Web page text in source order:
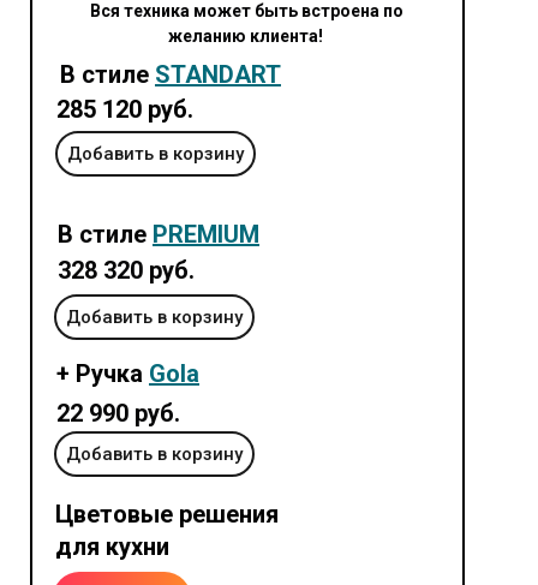
Цветовые решения
для кухни
+ Ручка Gola
Добавить в корзину
22 990 руб.
Вся техника может быть встроена по
желанию клиента!
В стиле STANDART
Добавить в корзину
285 120 руб.
В стиле PREMIUM
Добавить в корзину
328 320 руб.